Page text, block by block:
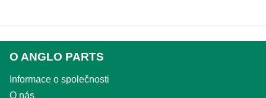
O ANGLO PARTS
Informace o společnosti
O nás